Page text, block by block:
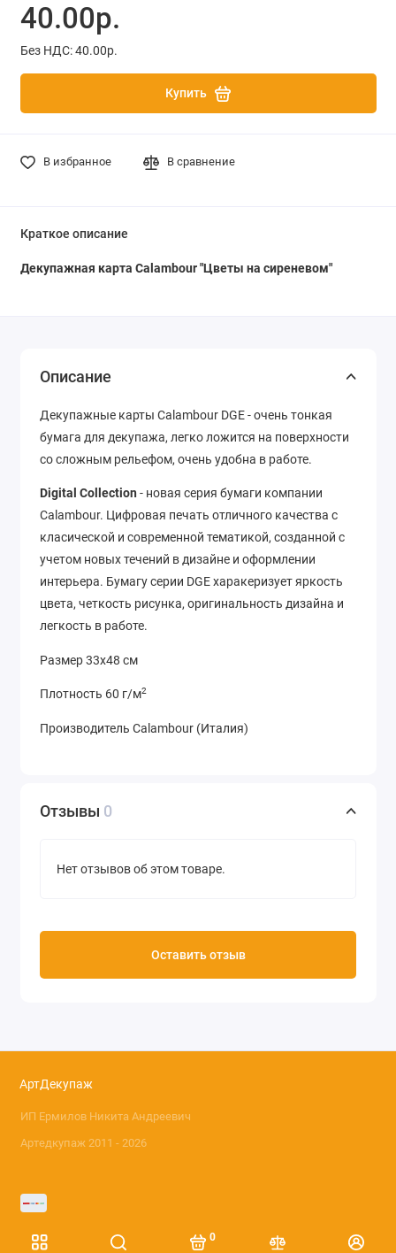
0
40.00р.
Без НДС: 40.00р.
Купить
В избранное В сравнение
Краткое описание
Декупажная карта Calambour "Цветы на сиреневом"
Описание
Декупажные карты Calambour DGE - очень тонкая
бумага для декупажа, легко ложится на поверхности
со сложным рельефом, очень удобна в работе.
Digital Collection - новая серия бумаги компании
Calambour. Цифровая печать отличного качества с
класической и современной тематикой, созданной с
учетом новых течений в дизайне и оформлении
интерьера. Бумагу серии DGE харакеризует яркость
цвета, четкость рисунка, оригинальность дизайна и
легкость в работе.
Размер 33х48 см
Плотность 60 г/м2
Производитель Calambour (Италия)
Отзывы 0
Нет отзывов об этом товаре.
Оставить отзыв
АртДекупаж
ИП Ермилов Никита Андреевич
Артедкупаж 2011 - 2026